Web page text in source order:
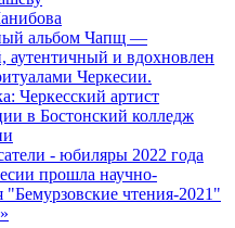
альбом Чапщ —
и вдохновлен
Черкесии.
Черкесский артист
в Бостонский колледж
- юбиляры 2022 года
прошла научно-
"Бемурзовские чтения-2021"